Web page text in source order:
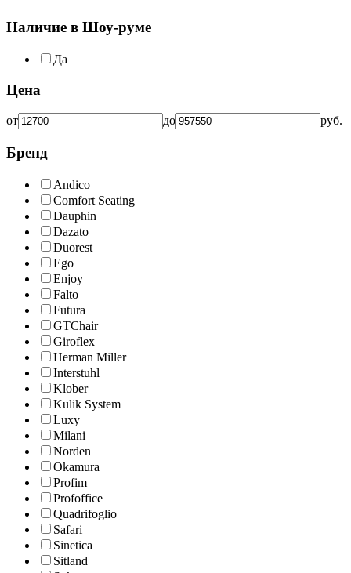
Наличие в Шоу-руме
Да
Цена
от до руб.
Бренд
Andico
Comfort Seating
Dauphin
Dazato
Duorest
Ego
Enjoy
Falto
Futura
GTChair
Giroflex
Herman Miller
Interstuhl
Klober
Kulik System
Luxy
Milani
Norden
Okamura
Profim
Profoffice
Quadrifoglio
Safari
Sinetica
Sitland